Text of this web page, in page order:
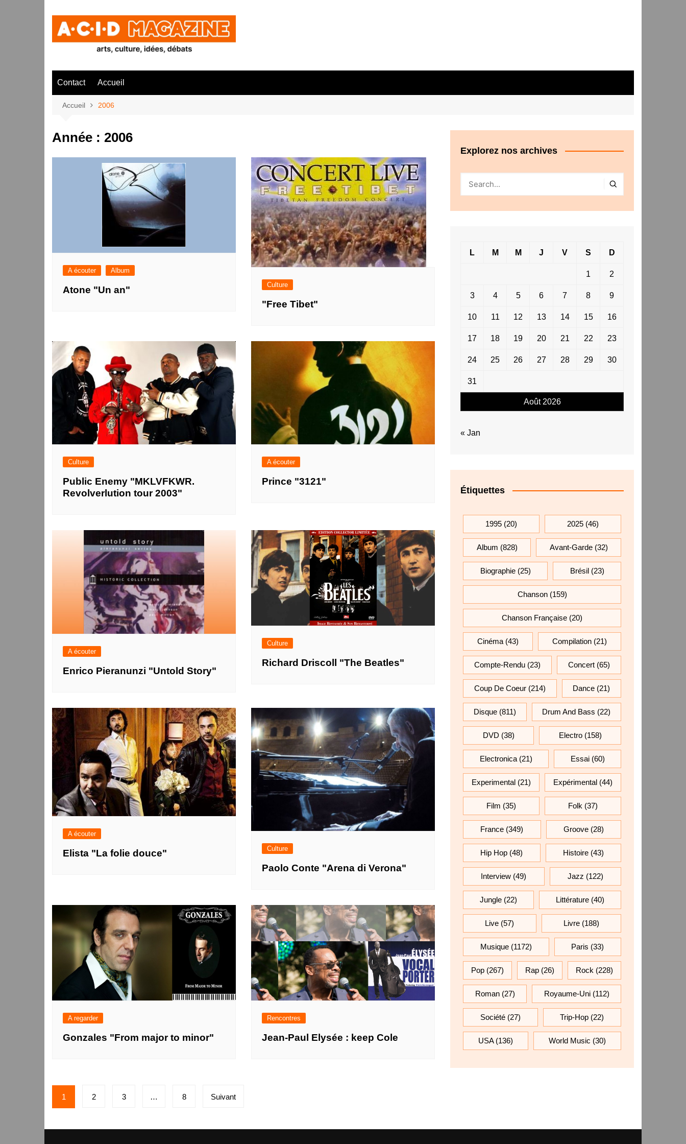
Contact Accueil
Accueil 2006
Année : 2006
A écouter Album
Atone "Un an" Culture
"Free Tibet"
Culture
Public Enemy "MKLVFKWR.
Revolverlution tour 2003"
A écouter
Prince "3121"
A écouter
Enrico Pieranunzi "Untold Story"
Culture
Richard Driscoll "The Beatles"
A écouter
Elista "La folie douce" Culture
Paolo Conte "Arena di Verona"
A regarder
Gonzales "From major to minor"
Rencontres
Jean-Paul Elysée : keep Cole
Pagination
des
publications
1 2 3 … 8 Suivant
Explorez nos archives
Août 2026
L M M J V S D
1 2
3 4 5 6 7 8 9
10 11 12 13 14 15 16
17 18 19 20 21 22 23
24 25 26 27 28 29 30
31
« Jan
Étiquettes
1995 (20) 2025 (46)
Album (828) Avant-Garde(32)
Biographie(25) Brésil(23)
Chanson(159)
Chanson Française (20)
Cinéma (43) Compilation (21)
Compte-Rendu (23) Concert (65)
Coup De Coeur(214) Dance (21)
Disque(811) Drum And Bass (22)
DVD (38) Electro(158)
Electronica(21) Essai(60)
Experimental (21) Expérimental (44)
Film (35) Folk (37)
France (349) Groove(28)
Hip Hop (48) Histoire(43)
Interview (49) Jazz (122)
Jungle (22) Littérature (40)
Live (57) Livre(188)
Musique(1172) Paris (33)
Pop (267) Rap (26) Rock (228)
Roman(27) Royaume-Uni(112)
Société(27) Trip-Hop (22)
USA(136) World Music (30)